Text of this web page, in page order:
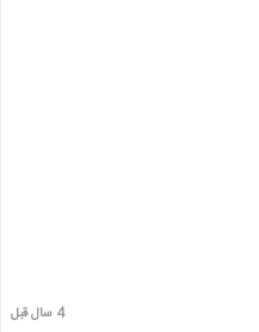
4 سال قبل